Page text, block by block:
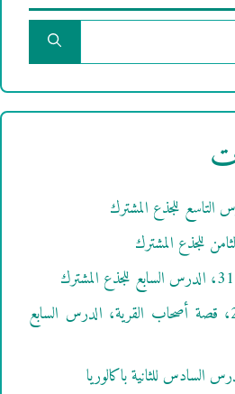
التاسع للجذع المشترك
للجذع المشترك
سورة يس الآيات 12-28، قصة أصحاب القرية، الدرس السابع
السادس للثانية باكالوريا